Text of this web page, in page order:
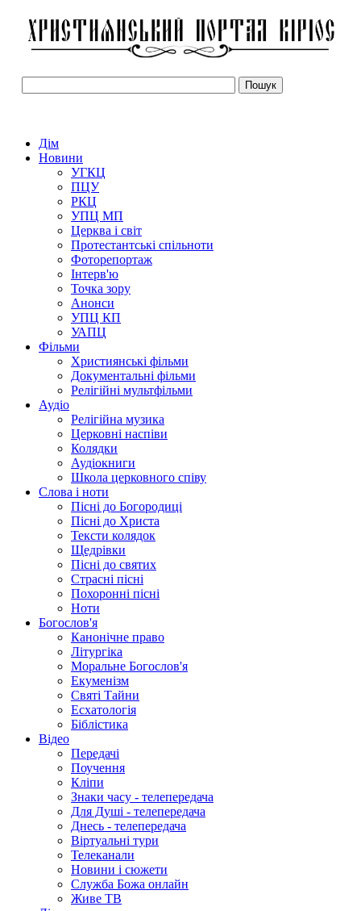
Дім
Новини
УГКЦ
ПЦУ
РКЦ
УПЦ МП
Церква і світ
Протестантські спільноти
Фоторепортаж
Інтерв'ю
Точка зору
Анонси
УПЦ КП
УАПЦ
Фільми
Християнські фільми
Документальні фільми
Релігійні мультфільми
Аудіо
Релігійна музика
Церковні наспіви
Колядки
Аудіокниги
Школа церковного співу
Слова і ноти
Пісні до Богородиці
Пісні до Христа
Тексти колядок
Щедрівки
Пісні до святих
Страсні пісні
Похоронні пісні
Ноти
Богослов'я
Канонічне право
Літургіка
Моральне Богослов'я
Екуменізм
Святі Тайни
Есхатологія
Біблістика
Відео
Передачі
Поучення
Кліпи
Знаки часу - телепередача
Для Душі - телепередача
Днесь - телепередача
Віртуальні тури
Телеканали
Новини і сюжети
Служба Божа онлайн
Живе ТВ